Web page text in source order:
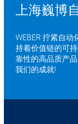
上海巍博
WEBER 拧紧自
持着价值链的可
靠性的高品质产
我们的成就!